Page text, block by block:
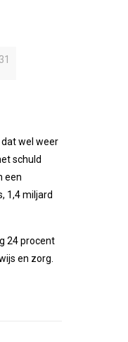
wel weer
schuld
een
1,4 miljard
24 procent
en zorg.